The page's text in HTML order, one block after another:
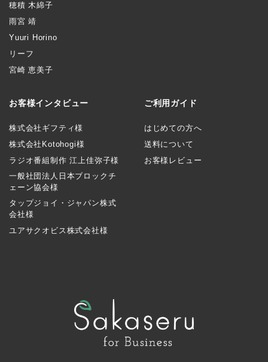
穂積 木綿子
雨宮 靖
Yuuri Horino
リーフ
宮崎 恵美子
お客様インタビュー
株式会社ギフティ様
株式会社Kotohogi様
ラジオ番組制作 江上佳弥子様
一般社団法人日本ブロックチ
ェーン協会様
タップジョイ・ジャパン株式
会社様
ユアサクオビス株式会社様
ご利用ガイド
はじめての方へ
送料について
お客様レビュー